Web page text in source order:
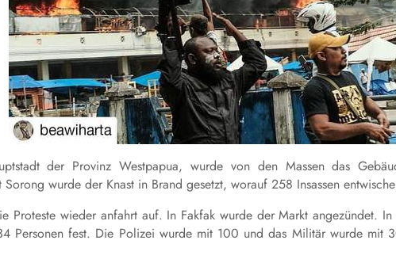
der Provinz Westpapua, wurde von den Massen das
wurde der Knast in Brand gesetzt, worauf 258 Insassen
Proteste wieder anfahrt auf. In Fakfak wurde der Markt angezündet.
Personen fest. Die Polizei wurde mit 100 und das Militär wurde mit